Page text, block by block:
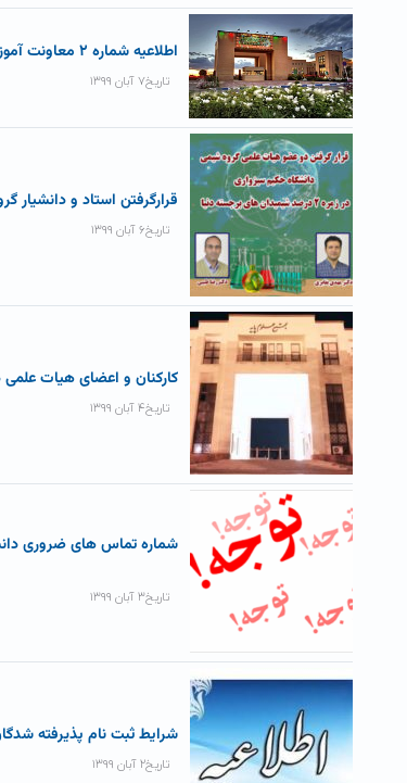
اطلاعیه شماره ۲ معاونت آموزشی: شرایط ثبت نام نو دانشجویان کارشناسی ارشد۹۹
تاریخ۷ آبان ۱۳۹۹
قرارگرفتن استاد و دانشیار گروه شیمی در
تاریخ۶ آبان ۱۳۹۹
کارکنان و اعضای هیات
تاریخ۴ آبان ۱۳۹۹
شماره تماس های ضروری
تاریخ۳ آبان ۱۳۹۹
شرایط ثبت نام پذیرفته
تاریخ۲ آبان ۱۳۹۹